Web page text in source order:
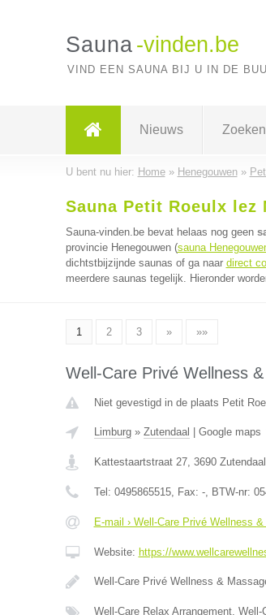
Sauna -vinden.be
VIND EEN SAUNA BIJ U IN DE
Nieuws Zoeken
U bent nu hier: Home» Henegouwen»
Sauna Petit Roeulx lez
Sauna-vinden.be bevat helaas nog geen
provincie Henegouwen (sauna
dichtstbijzijnde saunas of ga naar direct
meerdere saunas tegelijk. Hieronder
1 2 3 » »»
Well-Care Privé Wellness
Niet gevestigd in de plaats Petit
Limburg» Zutendaal Google maps
Kattestaartstraat 27, 3690 Zutendaal
Tel: 0495865515, Fax: -, BTW-nr:
E-mail › Well-Care Privé Wellness
Website: https://
Well-Care Privé Wellness &
Well-Care Relax Arrangement,